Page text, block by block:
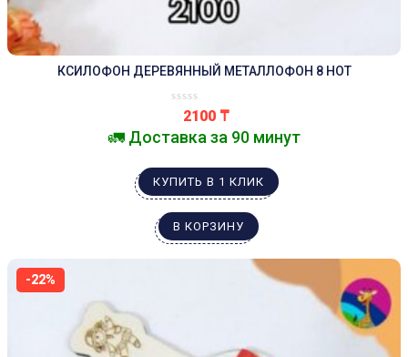
КСИЛОФОН ДЕРЕВЯННЫЙ МЕТАЛЛОФОН 8 НОТ
2100 ₸
🚛 Доставка за 90 минут
КУПИТЬ В 1 КЛИК
В КОРЗИНУ
-22%